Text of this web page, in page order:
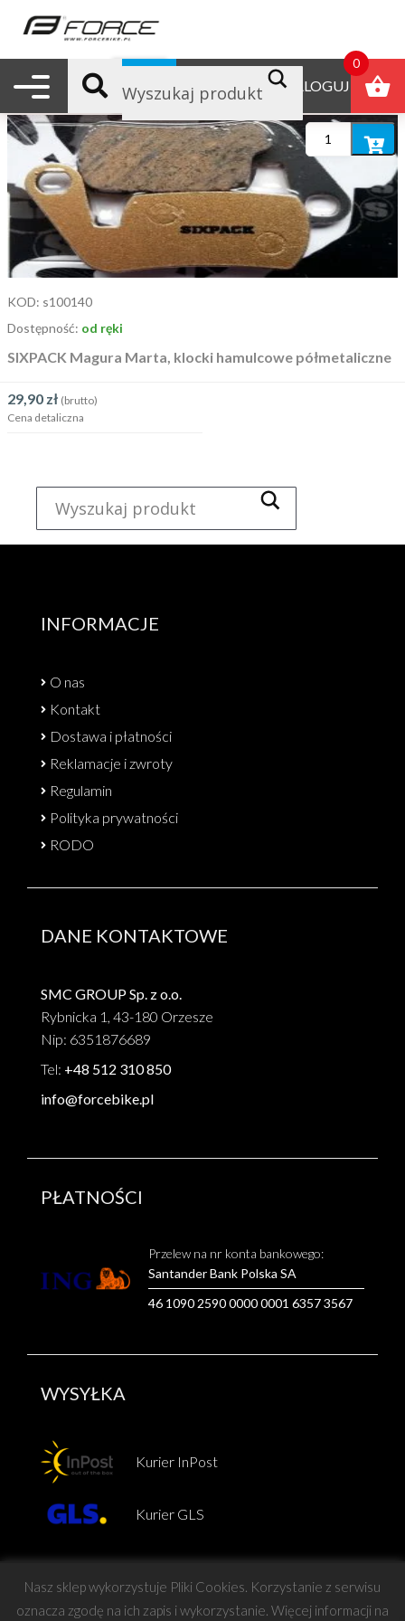
Nawigacja mobilna ZALOGUJ
B2B
strona główna / produkty oznaczone “marta”
marta
Domyślne sortowanie
KOD: s100140
Dostępność: od ręki
SIXPACK Magura Marta, klocki hamulcowe półmetaliczne
29,90 zł (brutto)
Cena detaliczna
Dodaj
koszyka
INFORMACJE
O nas
Kontakt
Dostawa i płatności
Reklamacje i zwroty
Regulamin
Polityka prywatności
RODO
DANE KONTAKTOWE
SMC GROUP Sp. z o.o.
Rybnicka 1, 43-180 Orzesze
Nip: 6351876689
Tel: +48 512 310 850
info@forcebike.pl
PŁATNOŚCI
Przelew na nr konta bankowego:
Santander Bank Polska SA
46 1090 2590 0000 0001 6357 3567
WYSYŁKA
Kurier InPost
Kurier GLS
Nasz sklep wykorzystuje Pliki Cookies. Korzystanie z serwisu
oznacza zgodę na ich zapis i wykorzystanie. Więcej informacji na
0